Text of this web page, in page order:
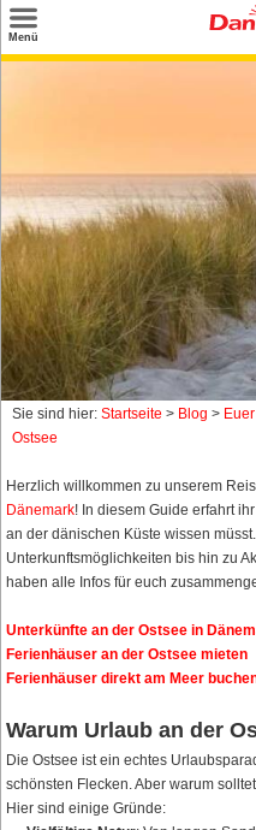
Menü
Angebote
Inspiration
Kontakt
Gut zu wissen
Login
Sie sind hier: Startseite > Blog >
Ostsee
Herzlich willkommen zu unserem
Dänemark! In diesem Guide erfahrt
an der dänischen Küste wissen
Unterkunftsmöglichkeiten bis hin zu
haben alle Infos für euch
Unterkünfte an der Ostsee in
Ferienhäuser an der Ostsee mieten
Ferienhäuser direkt am Meer
Warum Urlaub an der
Die Ostsee ist ein echtes
schönsten Flecken. Aber warum
Hier sind einige Gründe: